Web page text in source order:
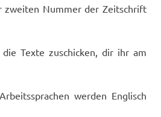
zweiten Nummer der Zeitschrift
Texte zuschicken, dir ihr am
werden Englisch